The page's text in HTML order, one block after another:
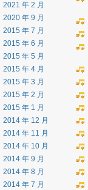
2021 年 2 月
2020 年 9 月
2015 年 7 月
2015 年 6 月
2015 年 5 月
2015 年 4 月
2015 年 3 月
2015 年 2 月
2015 年 1 月
2014 年 12 月
2014 年 11 月
2014 年 10 月
2014 年 9 月
2014 年 8 月
2014 年 7 月